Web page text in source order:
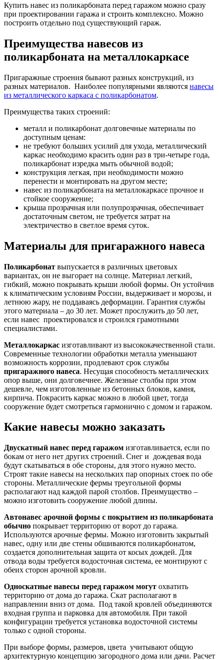
Купить навес из поликарбоната перед гаражом можно сразу
при проектировании гаража и строить комплексно. Можно
построить отдельно под существующий гараж.
Преимущества навесов из
поликарбоната на металлокаркасе
Пригаражные строения бывают разных конструкций, из
разных материалов. Наиболее популярными являются навесы
из металлического каркаса с поликарбонатом.
Преимущества таких строений:
металл и поликарбонат долговечные материалы по
доступным ценам:
не требуют больших усилий для ухода, металлический
каркас необходимо красить один раз в три-четыре года,
поликарбонат изредка мыть обычной водой;
конструкция легкая, при необходимости можно
перенести и монтировать на другом месте;
навес из поликарбоната на металлокаркасе прочное и
стойкое сооружение;
крыша прозрачная или полупрозрачная, обеспечивает
достаточным светом, не требуется затрат на
электричество в светлое время суток.
Материалы для пригаражного навеса
Поликарбонат выпускается в различных цветовых
вариантах, он не выгорает на солнце. Материал легкий,
гибкий, можно покрывать крыши любой формы. Он устойчив
к климатическим условиям России, выдерживает и морозы, и
летнюю жару, не поддаваясь деформации. Гарантия службы
этого материала – до 30 лет. Может прослужить до 50 лет,
если навес проектировался и строился грамотными
специалистами.
Металлокаркас изготавливают из высококачественной стали.
Современные технологии обработки металла уменьшают
возможность коррозии, продлевают срок службы
пригаражного навеса. Несущая способность металлических
опор выше, они долговечнее. Железные столбы при этом
дешевле, чем изготовленные из бетонных блоков, камня,
кирпича. Покрасить каркас можно в любой цвет, тогда
сооружение будет смотреться гармонично с домом и гаражом.
Какие навесы можно заказать
Двускатный навес перед гаражом изготавливается, если по
бокам от него нет других строений. Снег и дождевая вода
будут скатываться в обе стороны, для этого нужно место.
Строят такие навесы на нескольких пар опорных стоек по обе
стороны. Металлические фермы треугольной формы
располагают над каждой парой столбов. Преимущество –
можно изготовить сооружение любой длины.
Автонавес арочной формы с покрытием из поликарбоната
обычно покрывает территорию от ворот до гаража.
Используются арочные фермы. Можно изготовить закрытый
навес, одну или две стены обшиваются поликарбонатом,
создается дополнительная защита от косых дождей. Для
отвода воды требуется водосточная система, ее монтируют с
обеих сторон арочной кровли.
Односкатные навесы перед гаражом могут охватить
территорию от дома до гаража. Скат располагают в
направлении вниз от дома. Под такой кровлей объединяются
входная группа и парковка для автомобиля. При такой
конфигурации требуется установка водосточной системы
только с одной стороны.
При выборе формы, размеров, цвета учитывают общую
архитектурную концепцию загородного дома или дачи. Расчет